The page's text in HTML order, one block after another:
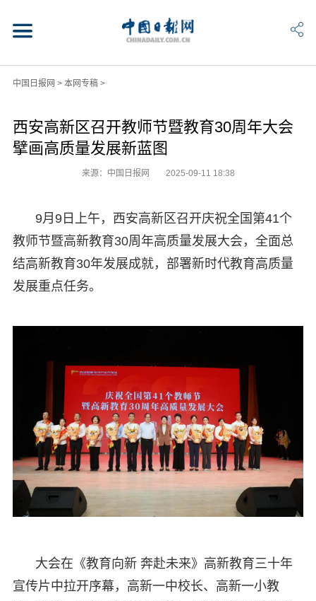
中国日报网 > 本网专稿>
西安高新区召开教师节暨教育30周年大会
擘画高质量发展新蓝图
来源：中国日报网 2025-09-11 18:38
9月9日上午，西安高新区召开庆祝全国第41个
教师节暨高新教育30周年高质量发展大会，全面总
结高新教育30年发展成就，部署新时代教育高质量
发展重点任务。
大会在《教育向新 奔赴未来》高新教育三十年
宣传片中拉开序幕，高新一中校长、高新一小教